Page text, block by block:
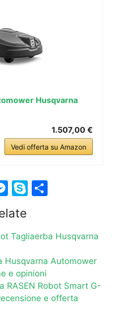
Husqvarna
1.507,00 €
Vedi offerta su Amazon
M
s
s
n
g
er
S
p e
Tagliaerba Husqvarna
Husqvarna Automower
e opinioni
RASEN Robot Smart G-
e offerta